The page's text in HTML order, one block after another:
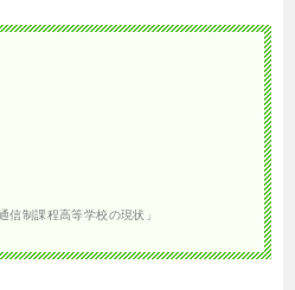
信制課程高等学校の現状」